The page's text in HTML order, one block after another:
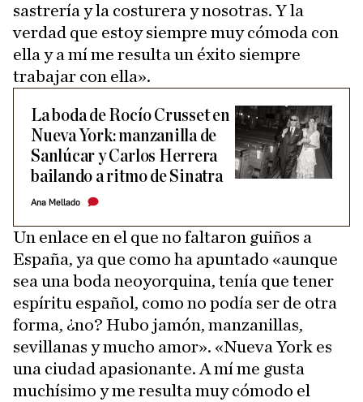
sastrería y la costurera y nosotras. Y la
verdad que estoy siempre muy cómoda con
ella y a mí me resulta un éxito siempre
trabajar con ella».
La boda de Rocío Crusset en
Nueva York: manzanilla de
Sanlúcar y Carlos Herrera
bailando a ritmo de Sinatra
Ana Mellado
Un enlace en el que no faltaron guiños a
España, ya que como ha apuntado «aunque
sea una boda neoyorquina, tenía que tener
espíritu español, como no podía ser de otra
forma, ¿no? Hubo jamón, manzanillas,
sevillanas y mucho amor». «Nueva York es
una ciudad apasionante. A mí me gusta
muchísimo y me resulta muy cómodo el